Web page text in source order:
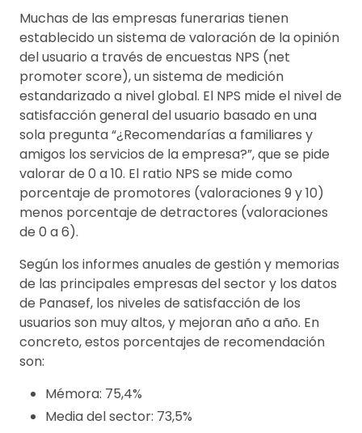
Muchas de las empresas funerarias tienen
establecido un sistema de valoración de la opinión
del usuario a través de encuestas NPS (net
promoter score), un sistema de medición
estandarizado a nivel global. El NPS mide el nivel de
satisfacción general del usuario basado en una
sola pregunta “¿Recomendarías a familiares y
amigos los servicios de la empresa?”, que se pide
valorar de 0 a 10. El ratio NPS se mide como
porcentaje de promotores (valoraciones 9 y 10)
menos porcentaje de detractores (valoraciones
de 0 a 6).
Según los informes anuales de gestión y memorias
de las principales empresas del sector y los datos
de Panasef, los niveles de satisfacción de los
usuarios son muy altos, y mejoran año a año. En
concreto, estos porcentajes de recomendación
son:
Mémora: 75,4%
Media del sector: 73,5%